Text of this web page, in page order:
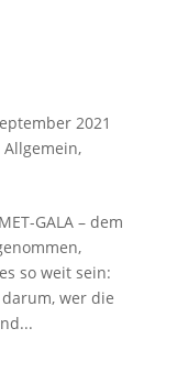
2021
Allgemein,
GALA – dem
so weit sein:
wer die